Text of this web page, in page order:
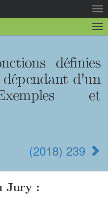
la
la
définies
d'un
et
(2018) 239
Jury :